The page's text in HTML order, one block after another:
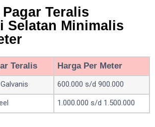
Teralis
Selatan Minimalis
Teralis Harga Per Meter
600.000 s/d 900.000
1.000.000 s/d 1.500.000